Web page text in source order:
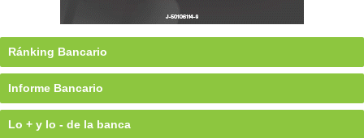
Ránking Bancario
Informe Bancario
Lo + y lo - de la banca